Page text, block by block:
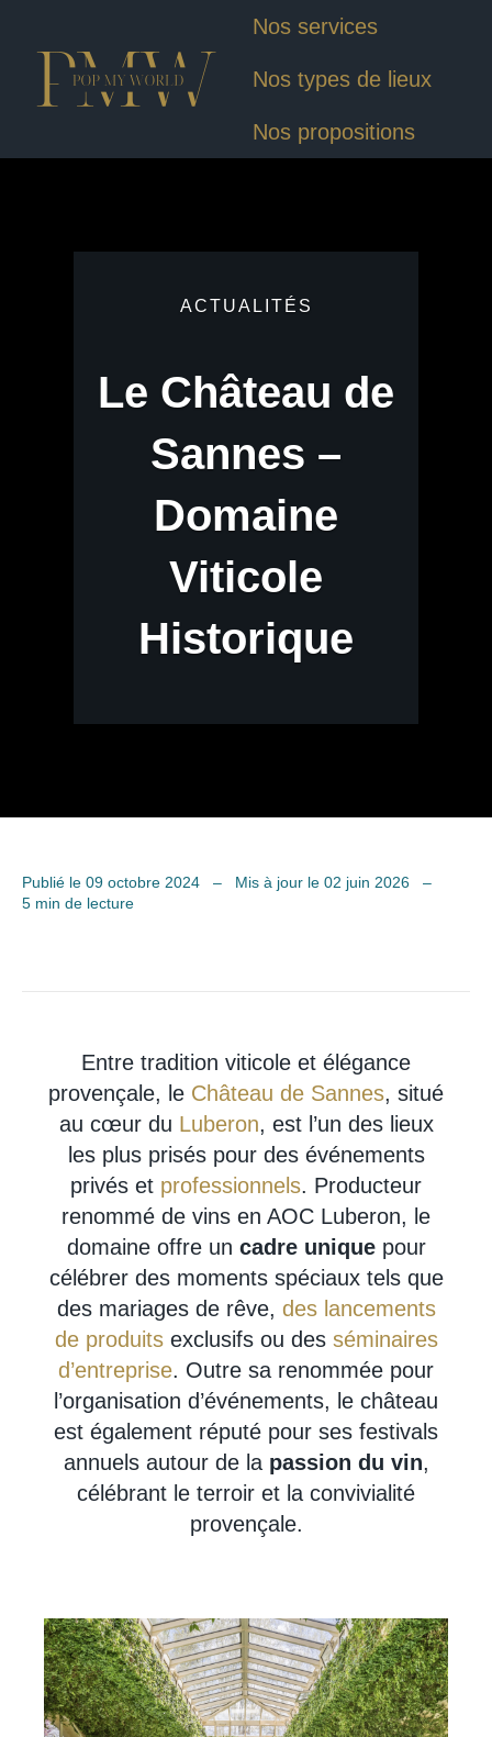
Nos services
Nos types de lieux
Nos propositions
ACTUALITÉS
Le Château de
Sannes –
Domaine
Viticole
Historique
Publié le 09 octobre 2024 – Mis à jour le 02 juin 2026
–
5 min de lecture
Entre tradition viticole et élégance
provençale, le Château de Sannes, situé
au cœur du Luberon, est l’un des lieux
les plus prisés pour des événements
privés et professionnels. Producteur
renommé de vins en AOC Luberon, le
domaine offre un cadre uniquepour
célébrer des moments spéciaux tels que
des mariages de rêve, des lancements
de produitsexclusifs ou des séminaires
d’entreprise. Outre sa renommée pour
l’organisation d’événements, le château
est également réputé pour ses festivals
annuels autour de la passion du vin,
célébrant le terroir et la convivialité
provençale.